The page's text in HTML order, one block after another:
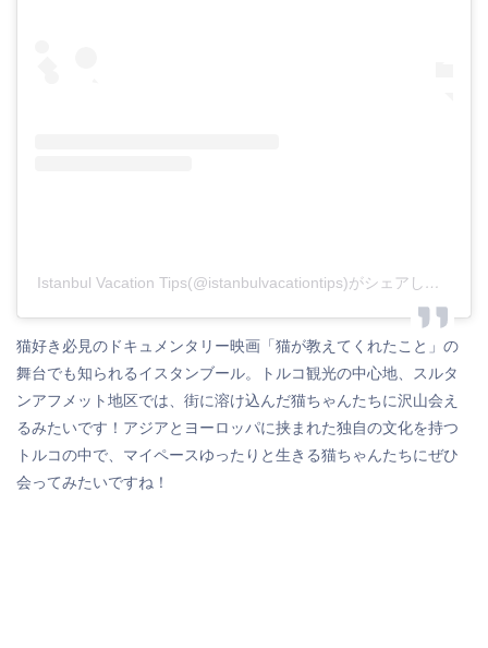
Istanbul Vacation Tips(@istanbulvacationtips)がシェアした投稿
猫好き必見のドキュメンタリー映画「猫が教えてくれたこと」の
舞台でも知られるイスタンブール。トルコ観光の中心地、スルタ
ンアフメット地区では、街に溶け込んだ猫ちゃんたちに沢山会え
るみたいです！アジアとヨーロッパに挟まれた独自の文化を持つ
トルコの中で、マイペースゆったりと生きる猫ちゃんたちにぜひ
会ってみたいですね！